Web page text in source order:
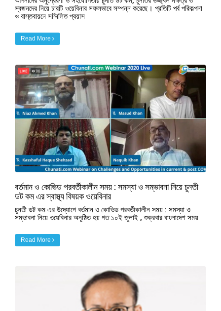
স্বজনদের নিয়ে চারটি ওয়েবিনার সফলভাবে সম্পন্ন করেছে। প্রতিটি পর্ব পরিকল্পনা
ও বাস্তবায়নে সম্মিলিত প্রয়াস
Read More
বর্তমান ও কোভিড পরবর্তীকালীন সময় : সমস্যা ও সম্ভাবনা নিয়ে চুনতী
ডট কম এর স্বাস্থ্য বিষয়ক ওয়েবিনার
চুনতী ডট কম এর উদ্যোগে বর্তমান ও কোভিড পরবর্তীকালীন সময় : সমস্যা ও
সম্ভাবনা নিয়ে ওয়েবিনার অনূষ্ঠিত হয় গত ১০ই জুলাই , শুক্রবার বাংলাদেশ সময়
Read More